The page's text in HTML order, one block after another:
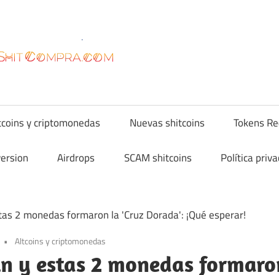
y criptomonedas Nuevas shitcoins Tokens
Airdrops SCAM shitcoins Política
Altcoins y criptomonedas
y estas 2 monedas